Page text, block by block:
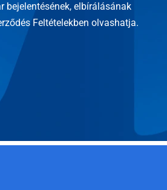
bejelentésének, elbírálásának
Feltételekben olvashatja.